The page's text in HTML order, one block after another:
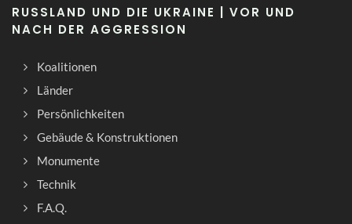
RUSSLAND UND DIE UKRAINE | VOR UND
NACH DER AGGRESSION
Koalitionen
Länder
Persönlichkeiten
Gebäude & Konstruktionen
Monumente
Technik
F.A.Q.